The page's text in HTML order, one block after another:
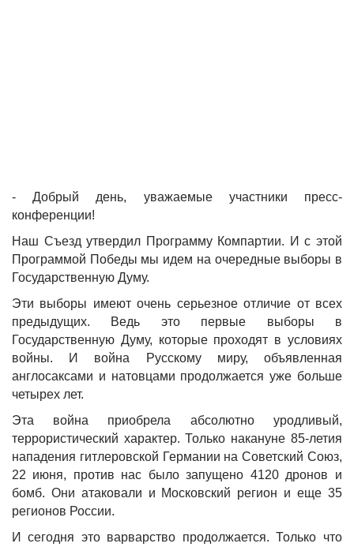
- Добрый день, уважаемые участники пресс-
конференции!
Наш Съезд утвердил Программу Компартии. И с этой
Программой Победы мы идем на очередные выборы в
Государственную Думу.
Эти выборы имеют очень серьезное отличие от всех
предыдущих. Ведь это первые выборы в
Государственную Думу, которые проходят в условиях
войны. И война Русскому миру, объявленная
англосаксами и натовцами продолжается уже больше
четырех лет.
Эта война приобрела абсолютно уродливый,
террористический характер. Только накануне 85-летия
нападения гитлеровской Германии на Советский Союз,
22 июня, против нас было запущено 4120 дронов и
бомб. Они атаковали и Московский регион и еще 35
регионов России.
И сегодня это варварство продолжается. Только что